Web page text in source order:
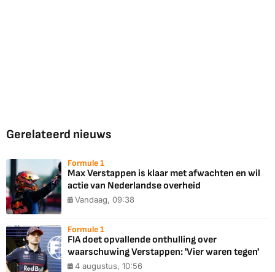
Gerelateerd nieuws
Formule 1
Max Verstappen is klaar met afwachten en wil
actie van Nederlandse overheid
Vandaag, 09:38
Formule 1
FIA doet opvallende onthulling over
waarschuwing Verstappen: 'Vier waren tegen'
4 augustus, 10:56